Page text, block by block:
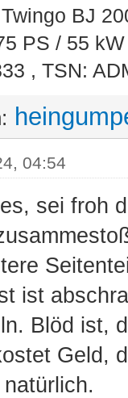
BJ
PS / 55
, TSN:
04:54
sei froh
ist
Blöd ist,
Geld,